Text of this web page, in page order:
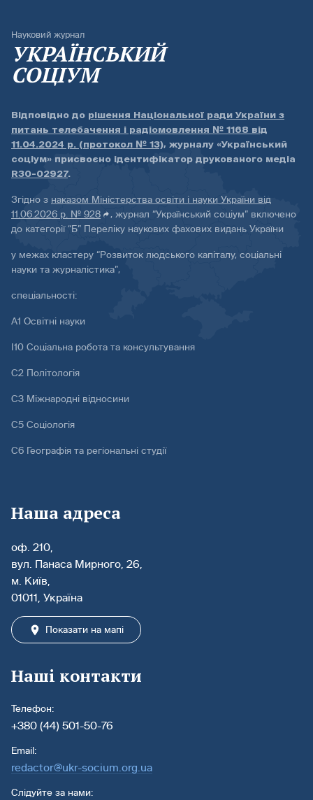
Науковий журнал
УКРАЇНСЬКИЙ
СОЦІУМ
Відповідно до рішення Національної ради України з
питань телебачення і радіомовлення № 1168 від
11.04.2024 р. (протокол № 13), журналу «Український
соціум» присвоєно ідентифікатор друкованого медіа
R30-02927.
Згідно з наказом Міністерства освіти і науки України від
11.06.2026 р. № 928
, журнал “Український соціум” включено
до категорії “Б” Переліку наукових фахових видань України
у межах кластеру “Розвиток людського капіталу, соціальні
науки та журналістика”,
спеціальності:
А1 Освітні науки
І10 Соціальна робота та консультування
С2 Політологія
С3 Міжнародні відносини
С5 Соціологія
С6 Географія та регіональні студії
Наша адреса
оф. 210,
вул. Панаса Мирного, 26,
м. Київ,
01011, Україна
Показати на мапі
Наші контакти
Телефон:
+380 (44) 501-50-76
Email:
redactor@ukr-socium.org.ua
Слідуйте за нами: